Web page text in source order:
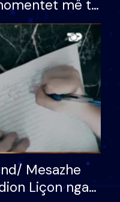
më të
VIP: Do më
kur…
Mesazhe
Liçon nga